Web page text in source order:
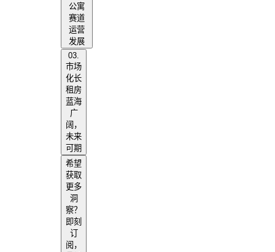
公寓
赛道
运营
发展
03.
市场
化长
租房
蓝海
广
阔，
未来
可期
希望
获取
更多
洞
察？
即刻
订
阅，